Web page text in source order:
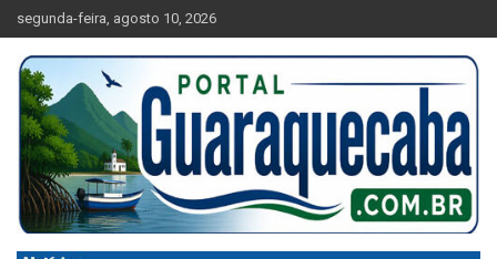
to
content
segunda-feira, agosto 10, 2026